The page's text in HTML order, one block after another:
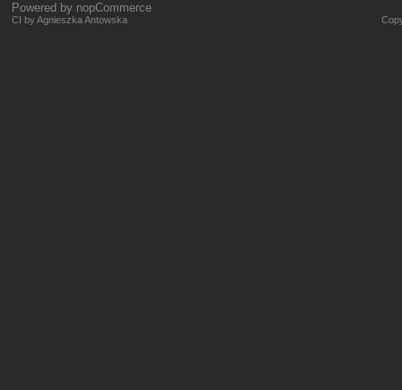
Powered by nopCommerce
CI by Agnieszka Antowska